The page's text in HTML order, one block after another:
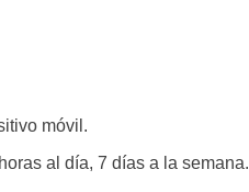
móvil.
al día, 7 días a la semana.